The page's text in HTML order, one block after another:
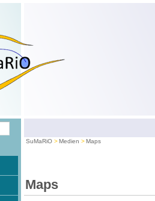
SuMaRiO Medien Maps
Maps